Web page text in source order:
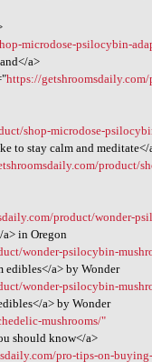
microdose-psilocybin-
a>
https://
shop-microdose-
to stay calm and meditate</
product/
product/wonder-
in Oregon
wonder-psilocybin-
a> by Wonder
wonder-psilocybin-
a> by Wonder
mushrooms/"
should know</a>
pro-tips-on-